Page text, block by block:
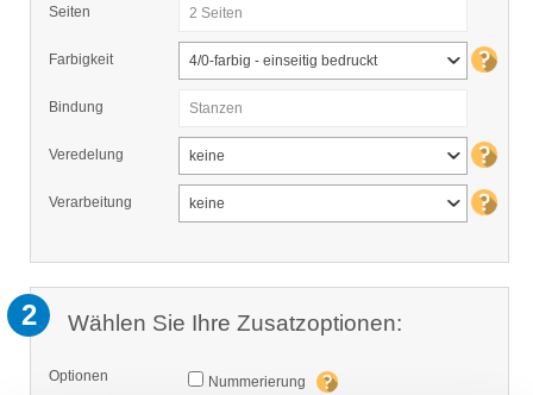
Seiten 2 Seiten
Farbigkeit 4/0-farbig - einseitig bedruckt
Bindung Stanzen
Veredelung keine
Verarbeitung keine
2 Wählen Sie Ihre Zusatzoptionen:
Optionen
Nummerierung